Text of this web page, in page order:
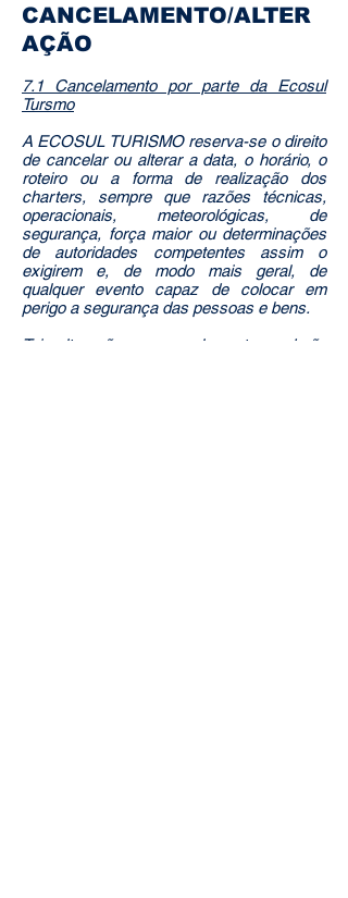
CANCELAMENTO/ALTER
AÇÃO
7.1 Cancelamento por parte da Ecosul
Tursmo
A ECOSUL TURISMO reserva-se o direito
de cancelar ou alterar a data, o horário, o
roteiro ou a forma de realização dos
charters, sempre que razões técnicas,
operacionais, meteorológicas, de
segurança, força maior ou determinações
de autoridades competentes assim o
exigirem e, de modo mais geral, de
qualquer evento capaz de colocar em
perigo a segurança das pessoas e bens.
Tais alterações ou cancelamentos poderão